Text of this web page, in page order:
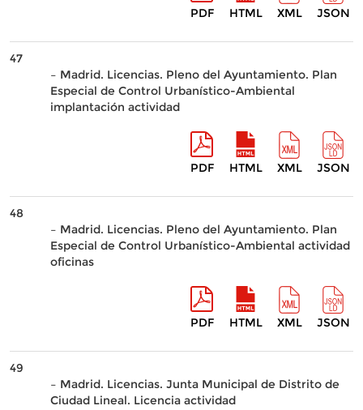
PDF HTML XML JSON
47
– Madrid. Licencias. Pleno del Ayuntamiento. Plan
Especial de Control Urbanístico-Ambiental
implantación actividad
PDF HTML XML JSON
48
– Madrid. Licencias. Pleno del Ayuntamiento. Plan
Especial de Control Urbanístico-Ambiental actividad
oficinas
PDF HTML XML JSON
49
– Madrid. Licencias. Junta Municipal de Distrito de
Ciudad Lineal. Licencia actividad